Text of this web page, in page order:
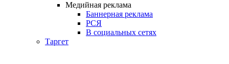
Медийная реклама
Баннерная реклама
РСЯ
В социальных сетях
Таргет